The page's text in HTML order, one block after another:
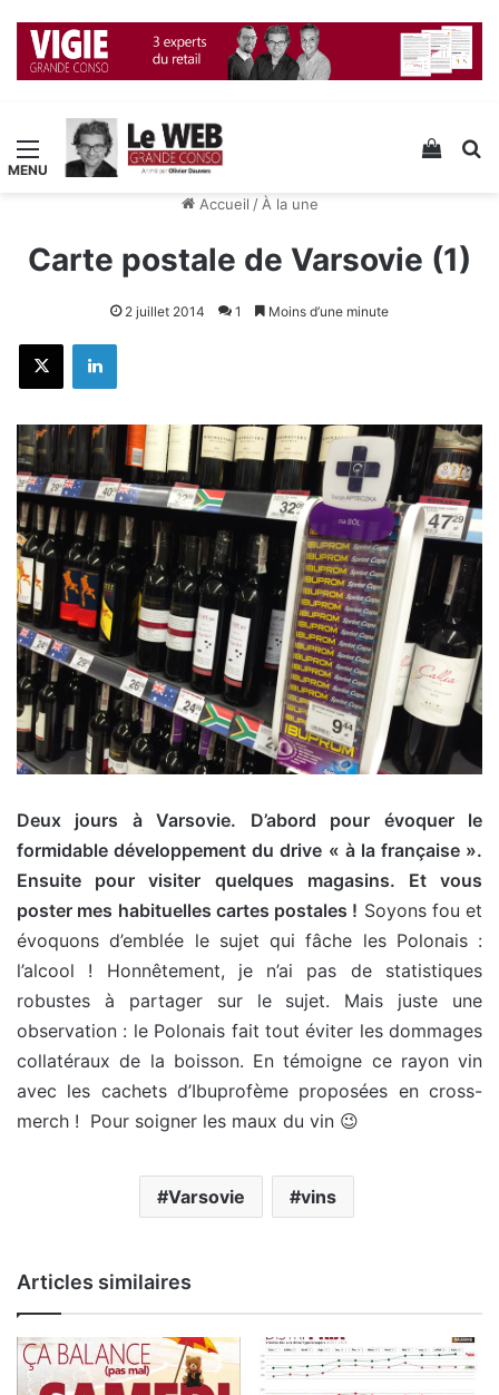
Menu Voir
Accueil / À la une
Carte postale de Varsovie (1)
2 juillet 2014 1 Moins d’une minute
X Linkedin
Deux jours à Varsovie. D’abord pour évoquer le
formidable développement du drive « à la française ».
Ensuite pour visiter quelques magasins. Et vous
poster mes habituelles cartes postales ! Soyons fou et
évoquons d’emblée le sujet qui fâche les Polonais :
l’alcool ! Honnêtement, je n’ai pas de statistiques
robustes à partager sur le sujet. Mais juste une
observation : le Polonais fait tout éviter les dommages
collatéraux de la boisson. En témoigne ce rayon vin
avec les cachets d’Ibuprofème proposées en cross-
merch ! Pour soigner les maux du vin 😉
Varsovie vins
Articles similaires